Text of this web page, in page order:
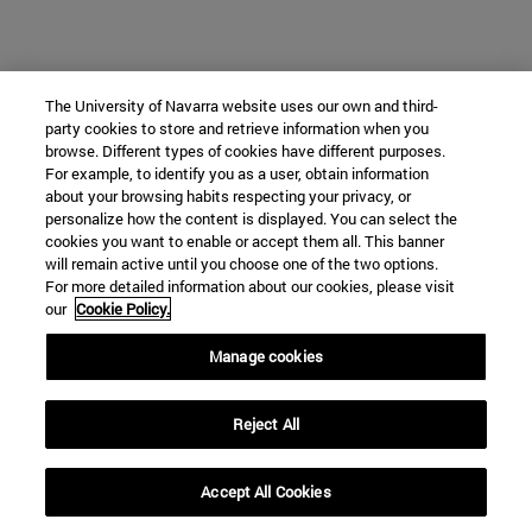
The University of Navarra website uses our own and third-
party cookies to store and retrieve information when you
browse. Different types of cookies have different purposes.
For example, to identify you as a user, obtain information
about your browsing habits respecting your privacy, or
personalize how the content is displayed. You can select the
cookies you want to enable or accept them all. This banner
will remain active until you choose one of the two options.
For more detailed information about our cookies, please visit
our Cookie Policy.
Manage cookies
Reject All
Accept All Cookies